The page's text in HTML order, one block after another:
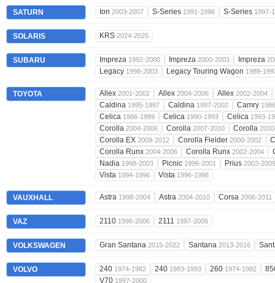
SATURN Ion 2003-2007 S-Series 1991-1996 S-Series 1997-
SOLARIS KRS 2024-2025
SUBARU Impreza 1992-2000 Impreza 2000-2003 Impreza
Legacy 1998-2003 Legacy Touring Wagon 1989-
TOYOTA Allex 2001-2002 Allex 2004-2006 Allex 2002-2004
Caldina 1995-1997 Caldina 1997-2002 Camry
Celica 1986-1989 Celica 1990-1993 Celica 1993-
Corolla 2004-2006 Corolla 2007-2010 Corolla
Corolla EX 2009-2012 Corolla Fielder 2000-2002
Corolla Runx 2004-2006 Corolla Runx 2002-2004
Nadia 1998-2003 Picnic 1996-2001 Prius 2003-2009
Vista 1994-1996 Vista 1996-1998
VAUXHALL Astra 1998-2004 Astra 2004-2010 Corsa 2006-2011
VAZ 2110 1996-2006 2111 1997-2006
VOLKSWAGEN Gran Santana 2015-2022 Santana 2013-2016
VOLVO 240 1974-1982 240 1983-1993 260 1974-1982
V70 1997-2000